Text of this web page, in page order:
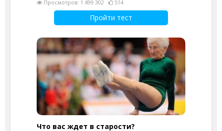
Просмотров: 1 499 302 514
Пройти тест
Что вас ждет в старости?